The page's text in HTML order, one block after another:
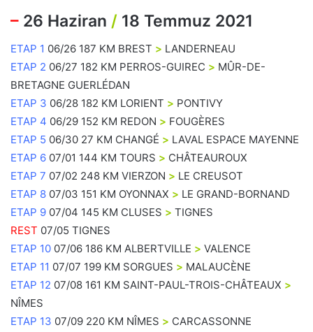
– 26 Haziran / 18 Temmuz 2021
ETAP 1 06/26 187 KM BREST > LANDERNEAU
ETAP 2 06/27 182 KM PERROS-GUIREC > MÛR-DE-
BRETAGNE GUERLÉDAN
ETAP 3 06/28 182 KM LORIENT > PONTIVY
ETAP 4 06/29 152 KM REDON > FOUGÈRES
ETAP 5 06/30 27 KM CHANGÉ > LAVAL ESPACE MAYENNE
ETAP 6 07/01 144 KM TOURS > CHÂTEAUROUX
ETAP 7 07/02 248 KM VIERZON > LE CREUSOT
ETAP 8 07/03 151 KM OYONNAX > LE GRAND-BORNAND
ETAP 9 07/04 145 KM CLUSES > TIGNES
REST 07/05 TIGNES
ETAP 10 07/06 186 KM ALBERTVILLE > VALENCE
ETAP 11 07/07 199 KM SORGUES > MALAUCÈNE
ETAP 12 07/08 161 KM SAINT-PAUL-TROIS-CHÂTEAUX >
NÎMES
ETAP 13 07/09 220 KM NÎMES > CARCASSONNE